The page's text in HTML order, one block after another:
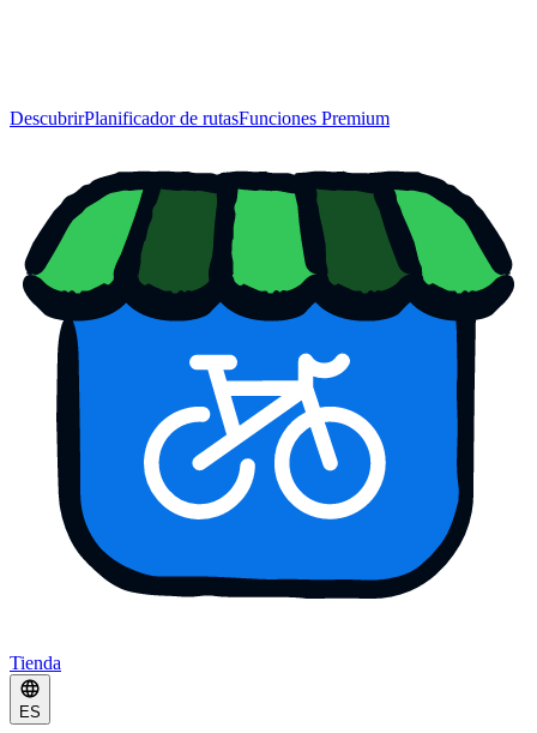
DescubrirPlanificador de rutasFunciones Premium
Tienda
ES